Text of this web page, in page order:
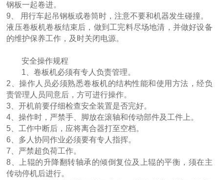
大型卷板机厂家供应 四辊液压卷板设备
U形弯弧机 椭圆形弯滚机 弹簧型滚圆机
钢板一起卷进。
9、 用行车起吊钢板或卷筒时，注意不要和机器发生碰撞。
液压卷板机卷板结束后，做到工完料尽场地清，并做好设备
的维护保养工作，及时关闭电源。
安全操作规程
1、卷板机必须有专人负责管理。
2、操作人员必须熟悉卷板机的结构性能和使用方法，经负
责管理人员同意后，方可进行操作。
3、开机前要仔细检查安全装置是否完好。
4、操作时，严禁手、脚放在滚轴和传动部件及工件上。
5、工作中断后，应将离合器打至空档。
6、多人协同作业必须要有专人指挥。
7、严禁超负荷工作。
8、上辊的升降翻转轴承的倾倒复位及上辊的平衡，须在主
传动停机后进行。